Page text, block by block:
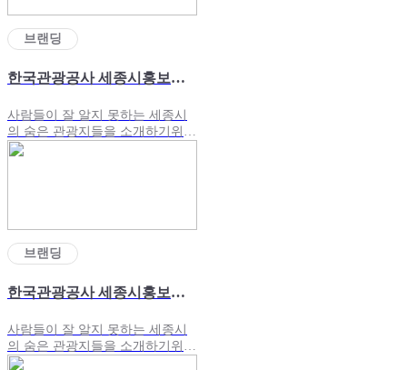
브랜딩
한국관광공사 세종시홍보영상#2
사람들이 잘 알지 못하는 세종시
의 숨은 관광지들을 소개하기위해
모델과 함께 여행하는 영상을 제
브랜딩
한국관광공사 세종시홍보영상
사람들이 잘 알지 못하는 세종시
의 숨은 관광지들을 소개하기위해
모델과 함께 여행하는 영상을 제